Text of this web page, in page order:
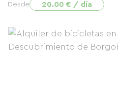
Desde 20.00 € / día